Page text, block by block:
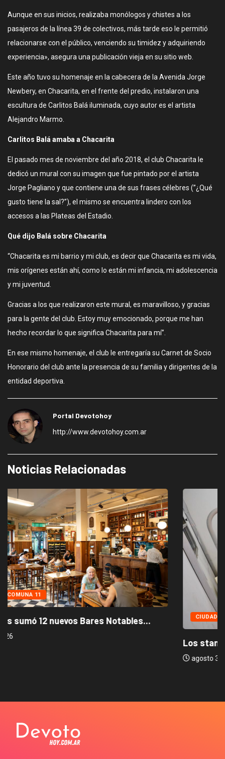
Aunque en sus inicios, realizaba monólogos y chistes a los
pasajeros de la línea 39 de colectivos, más tarde eso le permitió
relacionarse con el público, venciendo su timidez y adquiriendo
experiencia», asegura una publicación vieja en su sitio web.
Este año tuvo su homenaje en la cabecera de la Avenida Jorge
Newbery, en Chacarita, en el frente del predio, instalaron una
escultura de Carlitos Balá iluminada, cuyo autor es el artista
Alejandro Marmo.
Carlitos Balá amaba a Chacarita
El pasado mes de noviembre del año 2018, el club Chacarita le
dedicó un mural con su imagen que fue pintado por el artista
Jorge Pagliano y que contiene una de sus frases célebres (”¿Qué
gusto tiene la sal?”), el mismo se encuentra lindero con los
accesos a las Plateas del Estadio.
Qué dijo Balá sobre Chacarita
“Chacarita es mi barrio y mi club, es decir que Chacarita es mi vida,
mis orígenes están ahí, como lo están mi infancia, mi adolescencia
y mi juventud.
Gracias a los que realizaron este mural, es maravilloso, y gracias
para la gente del club. Estoy muy emocionado, porque me han
hecho recordar lo que significa Chacarita para mí”.
En ese mismo homenaje, el club le entregaría su Carnet de Socio
Honorario del club ante la presencia de su familia y dirigentes de la
entidad deportiva.
Portal Devotohoy
http://www.devotohoy.com.ar
Noticias Relacionadas
CIUDAD NOTICIAS DESTACADAS
Los stands móviles de la Ciudad llegan...